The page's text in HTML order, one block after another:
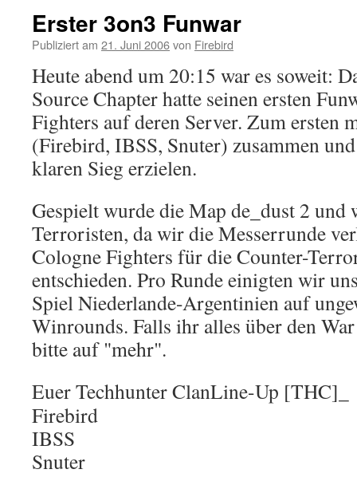
Erster 3on3 Funwar
Publiziert am 21. Juni 2006von Firebird
Heute abend um 20:15 war es soweit:
Source Chapter hatte seinen ersten
Fighters auf deren Server. Zum ersten
(Firebird, IBSS, Snuter) zusammen
klaren Sieg erzielen.
Gespielt wurde die Map de_dust 2 und
Terroristen, da wir die Messerrunde
Cologne Fighters für die Counter-
entschieden. Pro Runde einigten wir
Spiel Niederlande-Argentinien auf
Winrounds. Falls ihr alles über den
bitte auf "mehr".
Euer Techhunter ClanLine-Up [THC]_
Firebird
IBSS
Snuter